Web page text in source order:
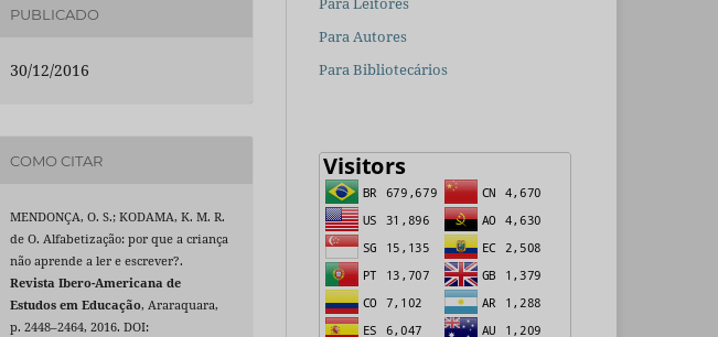
PUBLICADO
30/12/2016
COMO CITAR
MENDONÇA, O. S.; KODAMA, K. M. R.
de O. Alfabetização: por que a criança
não aprende a ler e escrever?.
Revista Ibero-Americana de
Estudos em Educação, Araraquara,
p. 2448–2464, 2016. DOI:
Para Autores
Para Bibliotecários